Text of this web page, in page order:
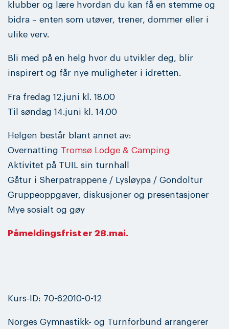
klubber og lære hvordan du kan få en stemme og
bidra – enten som utøver, trener, dommer eller i
ulike verv.
Bli med på en helg hvor du utvikler deg, blir
inspirert og får nye muligheter i idretten.
Fra fredag 12.juni kl. 18.00
Til søndag 14.juni kl. 14.00
Helgen består blant annet av:
Overnatting Tromsø Lodge & Camping
Aktivitet på TUIL sin turnhall
Gåtur i Sherpatrappene / Lysløypa / Gondoltur
Gruppeoppgaver, diskusjoner og presentasjoner
Mye sosialt og gøy
Påmeldingsfrist er 28.mai.
Kurs-ID: 70-62010-0-12
Norges Gymnastikk- og Turnforbund arrangerer